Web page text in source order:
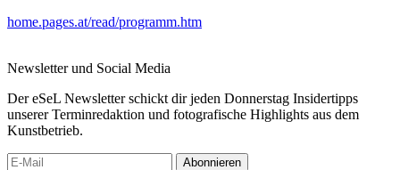
home.pages.at/read/programm.htm
Newsletter und Social Media
Der eSeL Newsletter schickt dir jeden Donnerstag Insidertipps
unserer Terminredaktion und fotografische Highlights aus dem
Kunstbetrieb.
Abonnieren